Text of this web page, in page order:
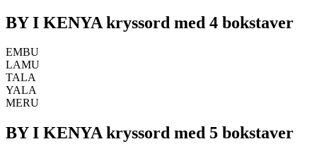
BY I KENYA kryssord med 4 bokstaver
EMBU
LAMU
TALA
YALA
MERU
BY I KENYA kryssord med 5 bokstaver